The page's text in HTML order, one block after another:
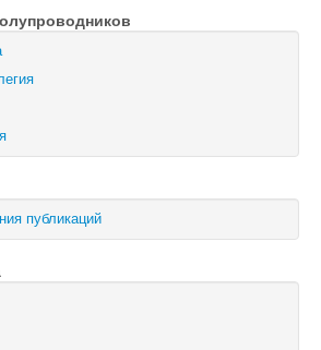
физики
технической физики
тела
полупроводников
публикаций